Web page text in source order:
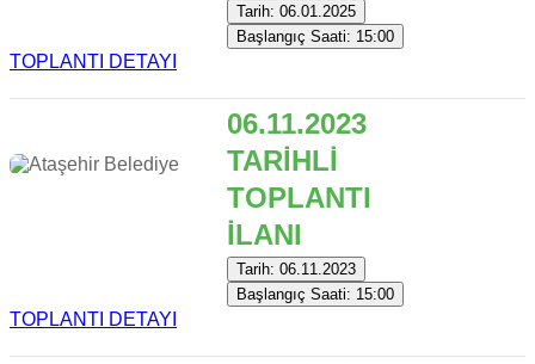
Tarih: 06.01.2025
Başlangıç Saati: 15:00
TOPLANTI DETAYI
06.11.2023
TARİHLİ
TOPLANTI
İLANI
Tarih: 06.11.2023
Başlangıç Saati: 15:00
TOPLANTI DETAYI